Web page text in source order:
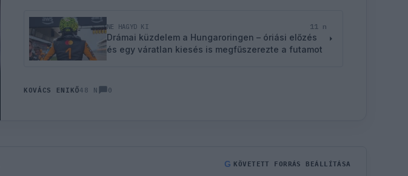
NE HAGYD KI 11 n
Drámai küzdelem a Hungaroringen – óriási előzés
és egy váratlan kiesés is megfűszerezte a futamot
KOVÁCS ENIKŐ48 N 0
G KÖVETETT FORRÁS BEÁLLÍTÁSA